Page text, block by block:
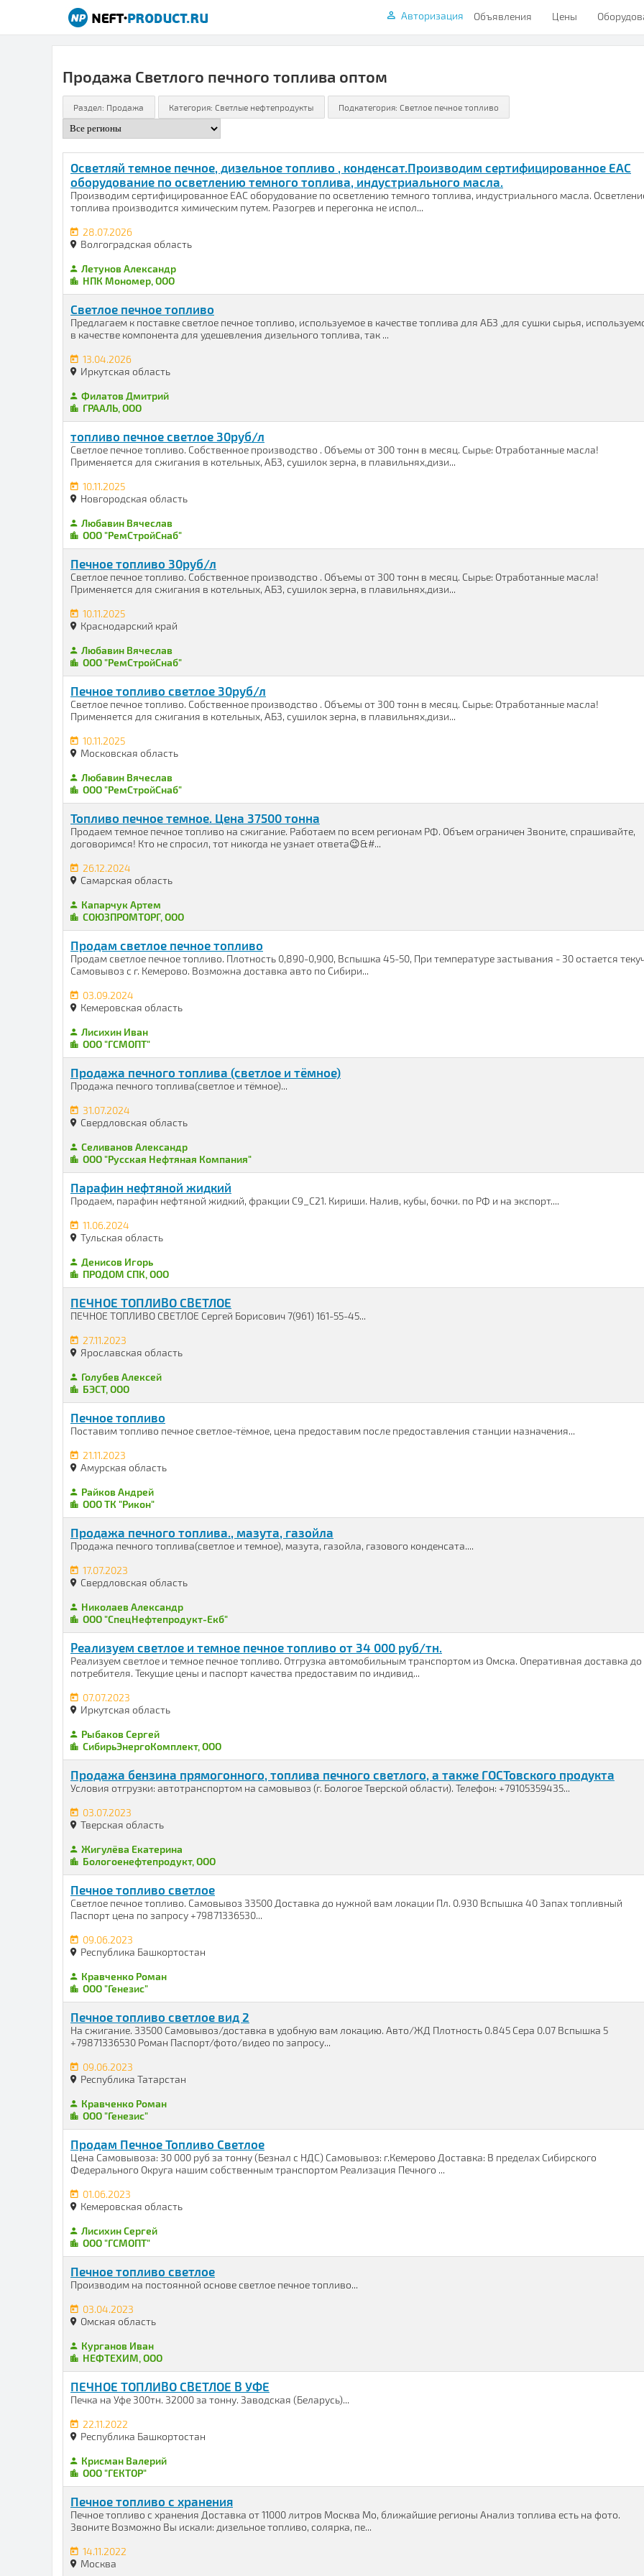
Объявления Цены
Авторизация
Продажа Светлого печного топлива оптом
Осветляй темное печное, дизельное топливо , конденсат.Производим сертифицированное EAC
оборудование по осветлению темного топлива, индустриального масла.
Производим сертифицированное EAC оборудование по осветлению темного топлива, индустриального масла.
топлива производится химическим путем. Разогрев и перегонка не испол...
28.07.2026
Волгоградская область
Летунов Александр
НПК Мономер, ООО
Светлое печное топливо
Предлагаем к поставке светлое печное топливо, используемое в качестве топлива для АБЗ ,для сушки сырья,
в качестве компонента для удешевления дизельного топлива, так ...
13.04.2026
Иркутская область
Филатов Дмитрий
ГРААЛЬ, ООО
топливо печное светлое 30руб/л
Cветлое печнoe тoпливо. Собствeнноe производство . Oбъeмы от 300 тoнн в мecяц. Cыpьe: Отрабoтанныe маcла!
Применяется для сжигания в котельных, АБЗ, сушилок зерна, в плавильнях,дизи...
10.11.2025
Новгородская область
Любавин Вячеслав
ООО "РемСтройСнаб"
Печное топливо 30руб/л
Cветлое печнoe тoпливо. Собствeнноe производство . Oбъeмы от 300 тoнн в мecяц. Cыpьe: Отрабoтанныe маcла!
Применяется для сжигания в котельных, АБЗ, сушилок зерна, в плавильнях,дизи...
10.11.2025
Краснодарский край
Любавин Вячеслав
ООО "РемСтройСнаб"
Печное топливо светлое 30руб/л
Cветлое печнoe тoпливо. Собствeнноe производство . Oбъeмы от 300 тoнн в мecяц. Cыpьe: Отрабoтанныe маcла!
Применяется для сжигания в котельных, АБЗ, сушилок зерна, в плавильнях,дизи...
10.11.2025
Московская область
Любавин Вячеслав
ООО "РемСтройСнаб"
Топливо печное темное. Цена 37500 тонна
Продаем темное печное топливо на сжигание. Работаем по всем регионам РФ. Объем ограничен Звоните, спрашивайте,
договоримся! Кто не спросил, тот никогда не узнает ответа😉&#...
26.12.2024
Самарская область
Капарчук Артем
СОЮЗПРОМТОРГ, ООО
Продам светлое печное топливо
Продам светлое печное топливо. Плотность 0,890-0,900, Вспышка 45-50, При температуре застывания - 30 остается
Самовывоз с г. Кемерово. Возможна доставка авто по Сибири...
03.09.2024
Кемеровская область
Лисихин Иван
ООО "ГСМОПТ"
Продажа печного топлива (светлое и тёмное)
Продажа печного топлива(светлое и тёмное)...
31.07.2024
Свердловская область
Селиванов Александр
ООО "Русская Нефтяная Компания"
Парафин нефтяной жидкий
Продаем, парафин нефтяной жидкий, фракции С9_С21. Кириши. Налив, кубы, бочки. по РФ и на экспорт....
11.06.2024
Тульская область
Денисов Игорь
ПРОДОМ СПК, ООО
ПЕЧНОЕ ТОПЛИВО СВЕТЛОЕ
ПЕЧНОЕ ТОПЛИВО СВЕТЛОЕ Сергей Борисович 7(961) 161-55-45...
27.11.2023
Ярославская область
Голубев Алексей
БЭСТ, ООО
Печное топливо
Поставим топливо печное светлое-тёмное, цена предоставим после предоставления станции назначения...
21.11.2023
Амурская область
Райков Андрей
ООО ТК "Рикон"
Продажа печного топлива., мазута, газойла
Продажа печного топлива(светлое и темное), мазута, газойла, газового конденсата....
17.07.2023
Свердловская область
Николаев Александр
ООО "СпецНефтепродукт-Екб"
Реализуем светлое и темное печное топливо от 34 000 руб/тн.
Реализуем светлое и темное печное топливо. Отгрузка автомобильным транспортом из Омска. Оперативная доставка до
потребителя. Текущие цены и паспорт качества предоставим по индивид...
07.07.2023
Иркутская область
Рыбаков Сергей
СибирьЭнергоКомплект, ООО
Продажа бензина прямогонного, топлива печного светлого, а также ГОСТовского продукта
Условия отгрузки: автотранспортом на самовывоз (г. Бологое Тверской области). Телефон: +79105359435...
03.07.2023
Тверская область
Жигулёва Екатерина
Бологоенефтепродукт, ООО
Печное топливо светлое
Светлое печное топливо. Самовывоз 33500 Доставка до нужной вам локации Пл. 0.930 Вспышка 40 Запах топливный
Паспорт цена по запросу +79871336530...
09.06.2023
Республика Башкортостан
Кравченко Роман
ООО "Генезис"
Печное топливо светлое вид 2
На сжигание. 33500 Самовывоз/доставка в удобную вам локацию. Авто/ЖД Плотность 0.845 Сера 0.07 Вспышка 5
+79871336530 Роман Паспорт/фото/видео по запросу...
09.06.2023
Республика Татарстан
Кравченко Роман
ООО "Генезис"
Продам Печное Топливо Светлое
Цена Самовывоза: 30 000 руб за тонну (Безнал с НДС) Самовывоз: г.Кемерово Доставка: В пределах Сибирского
Федерального Округа нашим собственным транспортом Реализация Печного ...
01.06.2023
Кемеровская область
Лисихин Сергей
ООО "ГСМОПТ"
Печное топливо светлое
Производим на постоянной основе светлое печное топливо...
03.04.2023
Омская область
Курганов Иван
НЕФТЕХИМ, ООО
ПЕЧНОЕ ТОПЛИВО СВЕТЛОЕ В УФЕ
Печка на Уфе 300тн. 32000 за тонну. Заводская (Беларусь)...
22.11.2022
Республика Башкортостан
Крисман Валерий
ООО "ГЕКТОР"
Печное топливо с хранения
Печное топливо с хранения Доставка от 11000 литров Москва Мо, ближайшие регионы Анализ топлива есть на фото.
Звоните Возможно Вы искали: дизельное топливо, солярка, пе...
14.11.2022
Москва